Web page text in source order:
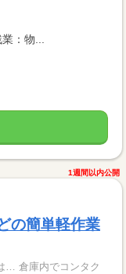
：物...
1週間以内公開
の簡単軽作業